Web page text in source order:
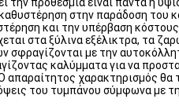
στην παράδοση του
και την υπέρβαση
στα ξύλινα εξέλικτρα, τα
σφραγίζονται με την
καλύμματα για να
απαραίτητος χαρακτηρισμός θα
του τυμπάνου σύμφωνα με